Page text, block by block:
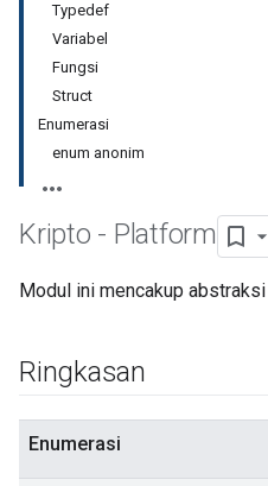
Typedef
Variabel
Fungsi
Struct
Enumerasi
enum anonim
Kripto - Platform
Modul ini mencakup
Ringkasan
Enumerasi